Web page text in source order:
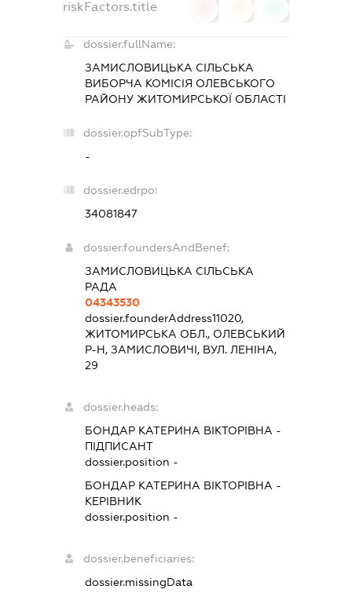
riskFactors.title
dossier.fullName:
ЗАМИСЛОВИЦЬКА СІЛЬСЬКА
ВИБОРЧА КОМІСІЯ ОЛЕВСЬКОГО
РАЙОНУ ЖИТОМИРСЬКОЇ ОБЛАСТІ
dossier.opfSubType:
-
dossier.edrpo:
34081847
dossier.foundersAndBenef:
ЗАМИСЛОВИЦЬКА СІЛЬСЬКА
РАДА
04343530
dossier.founderAddress11020,
ЖИТОМИРСЬКА ОБЛ., ОЛЕВСЬКИЙ
Р-Н, ЗАМИСЛОВИЧІ, ВУЛ. ЛЕНІНА,
29
dossier.heads:
БОНДАР КАТЕРИНА ВІКТОРІВНА -
ПІДПИСАНТ
dossier.position -
БОНДАР КАТЕРИНА ВІКТОРІВНА -
КЕРІВНИК
dossier.position -
dossier.beneficiaries:
dossier.missingData